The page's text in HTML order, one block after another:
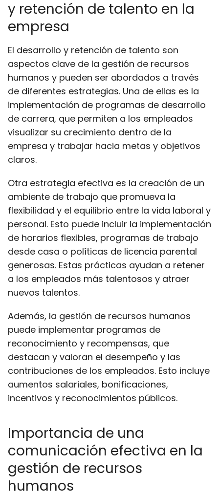
y retención de talento en la
empresa
El desarrollo y retención de talento son
aspectos clave de la gestión de recursos
humanos y pueden ser abordados a través
de diferentes estrategias. Una de ellas es la
implementación de programas de desarrollo
de carrera, que permiten a los empleados
visualizar su crecimiento dentro de la
empresa y trabajar hacia metas y objetivos
claros.
Otra estrategia efectiva es la creación de un
ambiente de trabajo que promueva la
flexibilidad y el equilibrio entre la vida laboral y
personal. Esto puede incluir la implementación
de horarios flexibles, programas de trabajo
desde casa o políticas de licencia parental
generosas. Estas prácticas ayudan a retener
a los empleados más talentosos y atraer
nuevos talentos.
Además, la gestión de recursos humanos
puede implementar programas de
reconocimiento y recompensas, que
destacan y valoran el desempeño y las
contribuciones de los empleados. Esto incluye
aumentos salariales, bonificaciones,
incentivos y reconocimientos públicos.
Importancia de una
comunicación efectiva en la
gestión de recursos
humanos